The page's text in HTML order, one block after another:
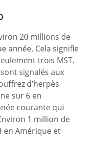
20 millions de
année. Cela signifie
trois MST,
signalés aux
d’herpès
sur 6 en
courante qui
1 million de
en Amérique et